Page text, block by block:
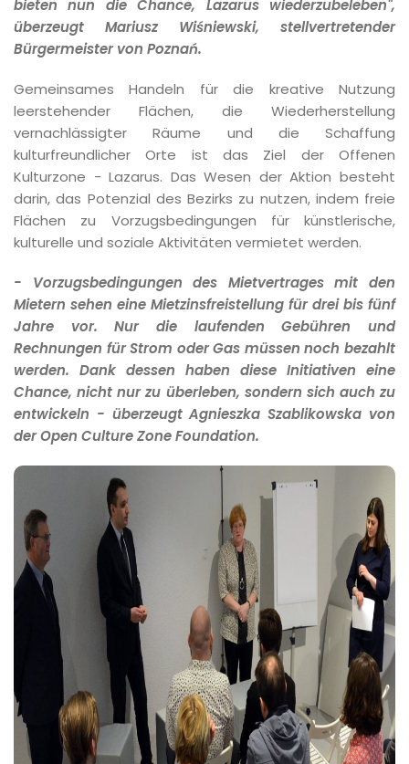
bieten nun die Chance, Lazarus wiederzubeleben",
überzeugt Mariusz Wiśniewski, stellvertretender
Bürgermeister von Poznań.
Gemeinsames Handeln für die kreative Nutzung
leerstehender Flächen, die Wiederherstellung
vernachlässigter Räume und die Schaffung
kulturfreundlicher Orte ist das Ziel der Offenen
Kulturzone - Lazarus. Das Wesen der Aktion besteht
darin, das Potenzial des Bezirks zu nutzen, indem freie
Flächen zu Vorzugsbedingungen für künstlerische,
kulturelle und soziale Aktivitäten vermietet werden.
- Vorzugsbedingungen des Mietvertrages mit den
Mietern sehen eine Mietzinsfreistellung für drei bis fünf
Jahre vor. Nur die laufenden Gebühren und
Rechnungen für Strom oder Gas müssen noch bezahlt
werden. Dank dessen haben diese Initiativen eine
Chance, nicht nur zu überleben, sondern sich auch zu
entwickeln - überzeugt Agnieszka Szablikowska von
der Open Culture Zone Foundation.